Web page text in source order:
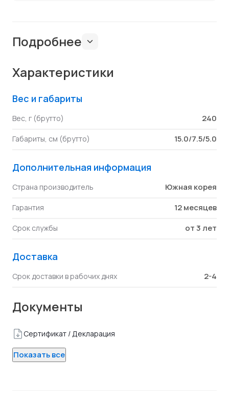
Подробнее
Характеристики
Вес и габариты
Вес, г (брутто) 240
Габариты, см (брутто) 15.0/7.5/5.0
Дополнительная информация
Страна производитель Южная корея
Гарантия 12 месяцев
Срок службы от 3 лет
Доставка
Срок доставки в рабочих днях 2-4
Документы
Сертификат / Декларация
Показать все